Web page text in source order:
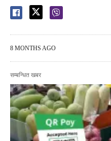
8 MONTHS AGO
सम्बन्धित खबर